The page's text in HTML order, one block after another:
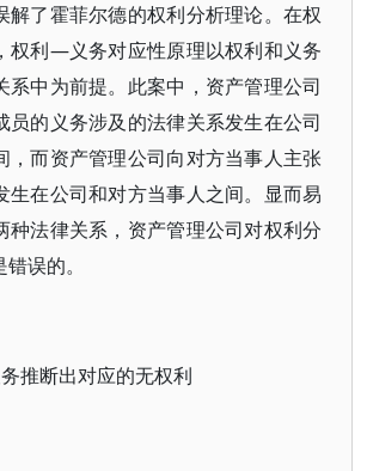
解了霍菲尔德的权利分析理论。在权
权利—义务对应性原理以权利和义务
系中为前提。此案中，资产管理公司
员的义务涉及的法律关系发生在公司
，而资产管理公司向对方当事人主张
生在公司和对方当事人之间。显而易
种法律关系，资产管理公司对权利分
误的。
推断出对应的无权利